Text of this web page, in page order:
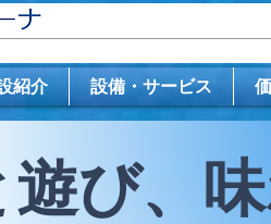
紹介 設備・サービス
遊び、